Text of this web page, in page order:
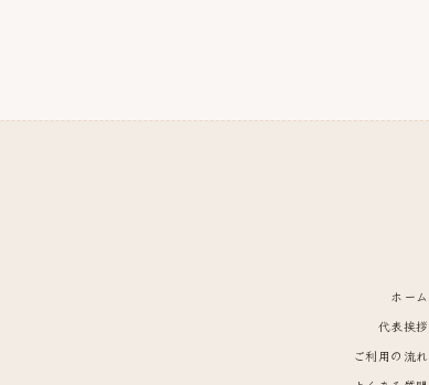
ホーム
代表挨拶
ご利用の流れ